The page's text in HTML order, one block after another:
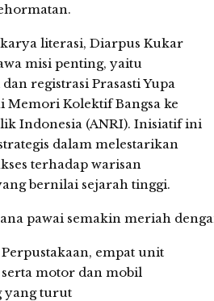
literasi, Diarpus Kukar
misi penting, yaitu
registrasi Prasasti Yupa
Memori Kolektif Bangsa ke
Indonesia (ANRI). Inisiatif ini
dalam melestarikan
terhadap warisan
bernilai sejarah tinggi.
pawai semakin meriah
empat unit
motor dan mobil
yang turut